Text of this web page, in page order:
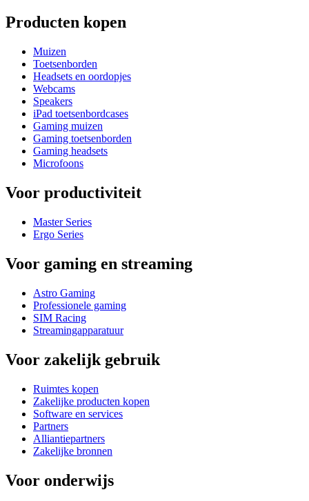
Producten kopen
Muizen
Toetsenborden
Headsets en oordopjes
Webcams
Speakers
iPad toetsenbordcases
Gaming muizen
Gaming toetsenborden
Gaming headsets
Microfoons
Voor productiviteit
Master Series
Ergo Series
Voor gaming en streaming
Astro Gaming
Professionele gaming
SIM Racing
Streamingapparatuur
Voor zakelijk gebruik
Ruimtes kopen
Zakelijke producten kopen
Software en services
Partners
Alliantiepartners
Zakelijke bronnen
Voor onderwijs